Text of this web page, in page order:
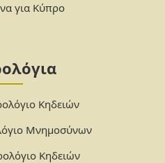
για Κύπρο
Κηδειών
Μνημοσύνων
Κηδειών